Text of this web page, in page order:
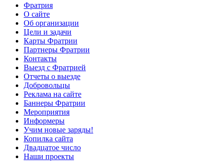
Фратрия
О сайте
Об организации
Цели и задачи
Карты Фратрии
Партнеры Фратрии
Контакты
Выезд с Фратрией
Отчеты о выезде
Добровольцы
Реклама на сайте
Баннеры Фратрии
Мероприятия
Информеры
Учим новые заряды!
Копилка сайта
Двадцатое число
Наши проекты